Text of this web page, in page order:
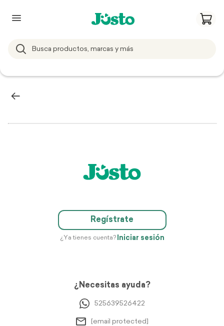
Regístrate
¿Ya tienes cuenta? Iniciar sesión
¿Necesitas ayuda?
525639526422
[email protected]